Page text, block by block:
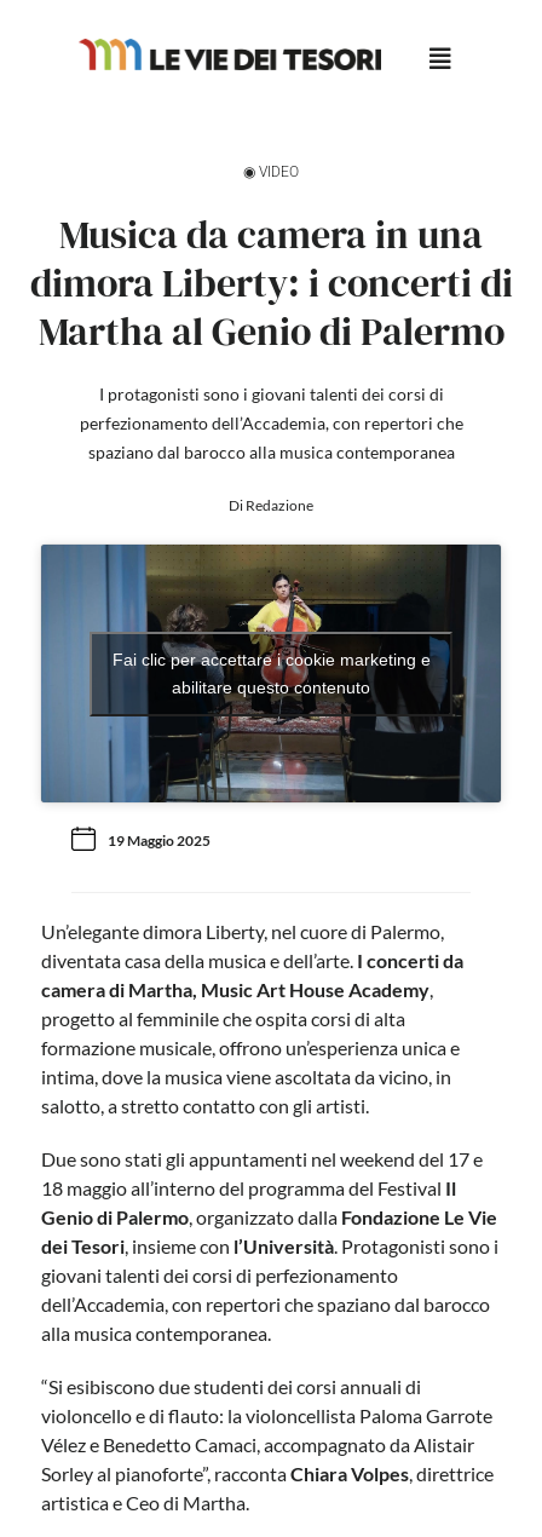
◉ VIDEO
Musica da camera in una
dimora Liberty: i concerti di
Martha al Genio di Palermo
I protagonisti sono i giovani talenti dei corsi di
perfezionamento dell’Accademia, con repertori che
spaziano dal barocco alla musica contemporanea
Di Redazione
Fai clic per accettare i cookie marketing e
abilitare questo contenuto
19 Maggio 2025
Un’elegante dimora Liberty, nel cuore di Palermo,
diventata casa della musica e dell’arte. I concerti da
camera di Martha, Music Art House Academy,
progetto al femminile che ospita corsi di alta
formazione musicale, offrono un’esperienza unica e
intima, dove la musica viene ascoltata da vicino, in
salotto, a stretto contatto con gli artisti.
Due sono stati gli appuntamenti nel weekend del 17 e
18 maggio all’interno del programma del Festival Il
Genio di Palermo, organizzato dalla Fondazione Le Vie
dei Tesori, insieme con l’Università. Protagonisti sono i
giovani talenti dei corsi di perfezionamento
dell’Accademia, con repertori che spaziano dal barocco
alla musica contemporanea.
“Si esibiscono due studenti dei corsi annuali di
violoncello e di flauto: la violoncellista Paloma Garrote
Vélez e Benedetto Camaci, accompagnato da Alistair
Sorley al pianoforte”, raccontaChiara Volpes, direttrice
artistica e Ceo di Martha.